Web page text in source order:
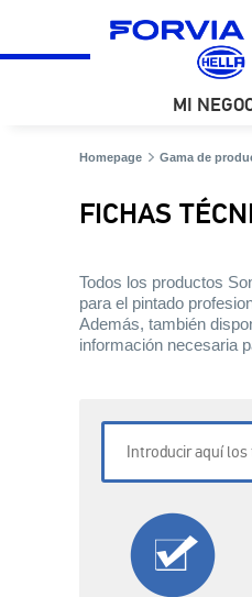
MI
Homepage Gama de
FICHAS
Todos los productos
para el pintado
Además, también
información necesaria